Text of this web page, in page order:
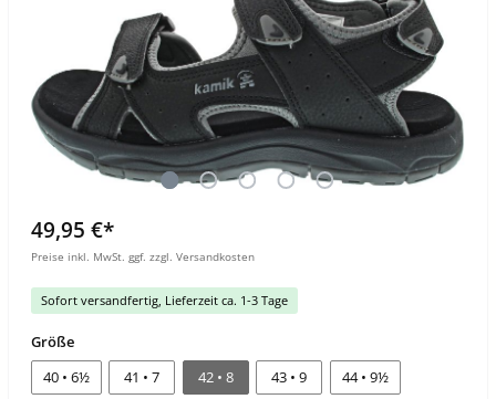
49,95 €*
Preise inkl. MwSt. ggf. zzgl. Versandkosten
Sofort versandfertig, Lieferzeit ca. 1-3 Tage
Größe
40 • 6½
41 • 7 42 • 8 43 • 9 44 • 9½